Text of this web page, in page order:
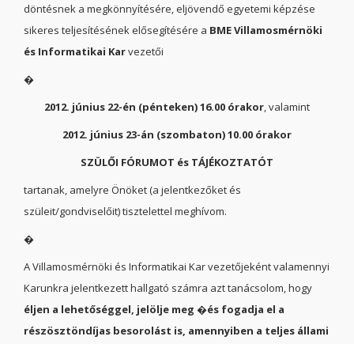
döntésnek a megkönnyítésére, eljövendő egyetemi képzése
sikeres teljesítésének elősegítésére a BMEVillamosmérnöki
és Informatikai Karvezetői
�
2012. június 22-én (pénteken)16.00 órakor, valamint
2012. június 23-án (szombaton)10.00 órakor
SZÜLŐI FÓRUMOT és TÁJÉKOZTATÓT
tartanak, amelyre Önöket (a jelentkezőket és
szüleit/gondviselőit) tisztelettel meghívom.
�
A Villamosmérnöki és Informatikai Kar vezetőjeként valamennyi
Karunkra jelentkezett hallgató számra azt tanácsolom, hogy
éljen a lehetőséggel, jelölje meg �és fogadja el a
részösztöndíjas besorolást is, amennyiben a teljes állami